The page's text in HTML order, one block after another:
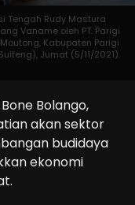
Tengah Rudy Mastura
Vaname oleh PT. Parigi
Kabupaten Parigi
Jumat (5/11/2021).
Bolango,
akan sektor
budidaya
ekonomi